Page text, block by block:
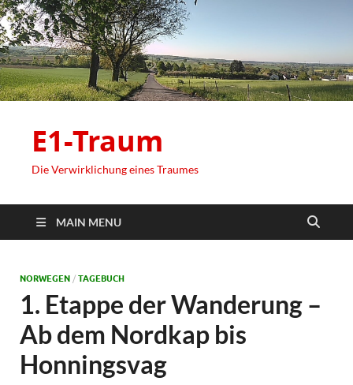
E1-Traum
Die Verwirklichung eines Traumes
MAIN MENU
NORWEGEN / TAGEBUCH
1. Etappe der Wanderung –
Ab dem Nordkap bis
Honningsvag